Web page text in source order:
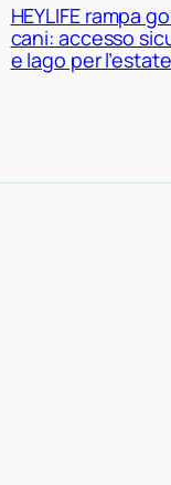
HEYLIFE rampa
cani: accesso
e lago per